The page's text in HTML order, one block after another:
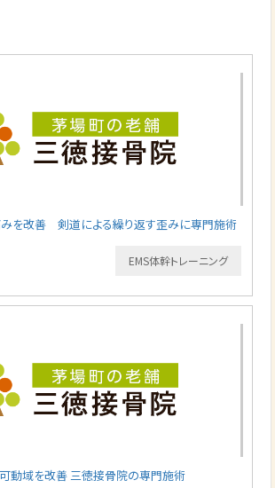
を改善 剣道による繰り返す歪みに専門施術
EMS体幹トレーニング
動域を改善 三徳接骨院の専門施術